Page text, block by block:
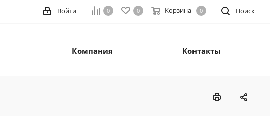
Поиск
0 0 Корзина 0
Войти
Компания Контакты